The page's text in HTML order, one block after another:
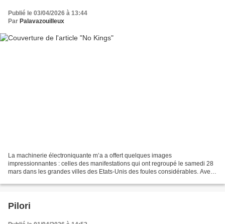
Publié le 03/04/2026 à 13:44
Par Palavazouilleux
La machinerie électroniquante m’a a offert quelques images
impressionnantes : celles des manifestations qui ont regroupé le samedi 28
mars dans les grandes villes des Etats-Unis des foules considérables. Avec
Pilori